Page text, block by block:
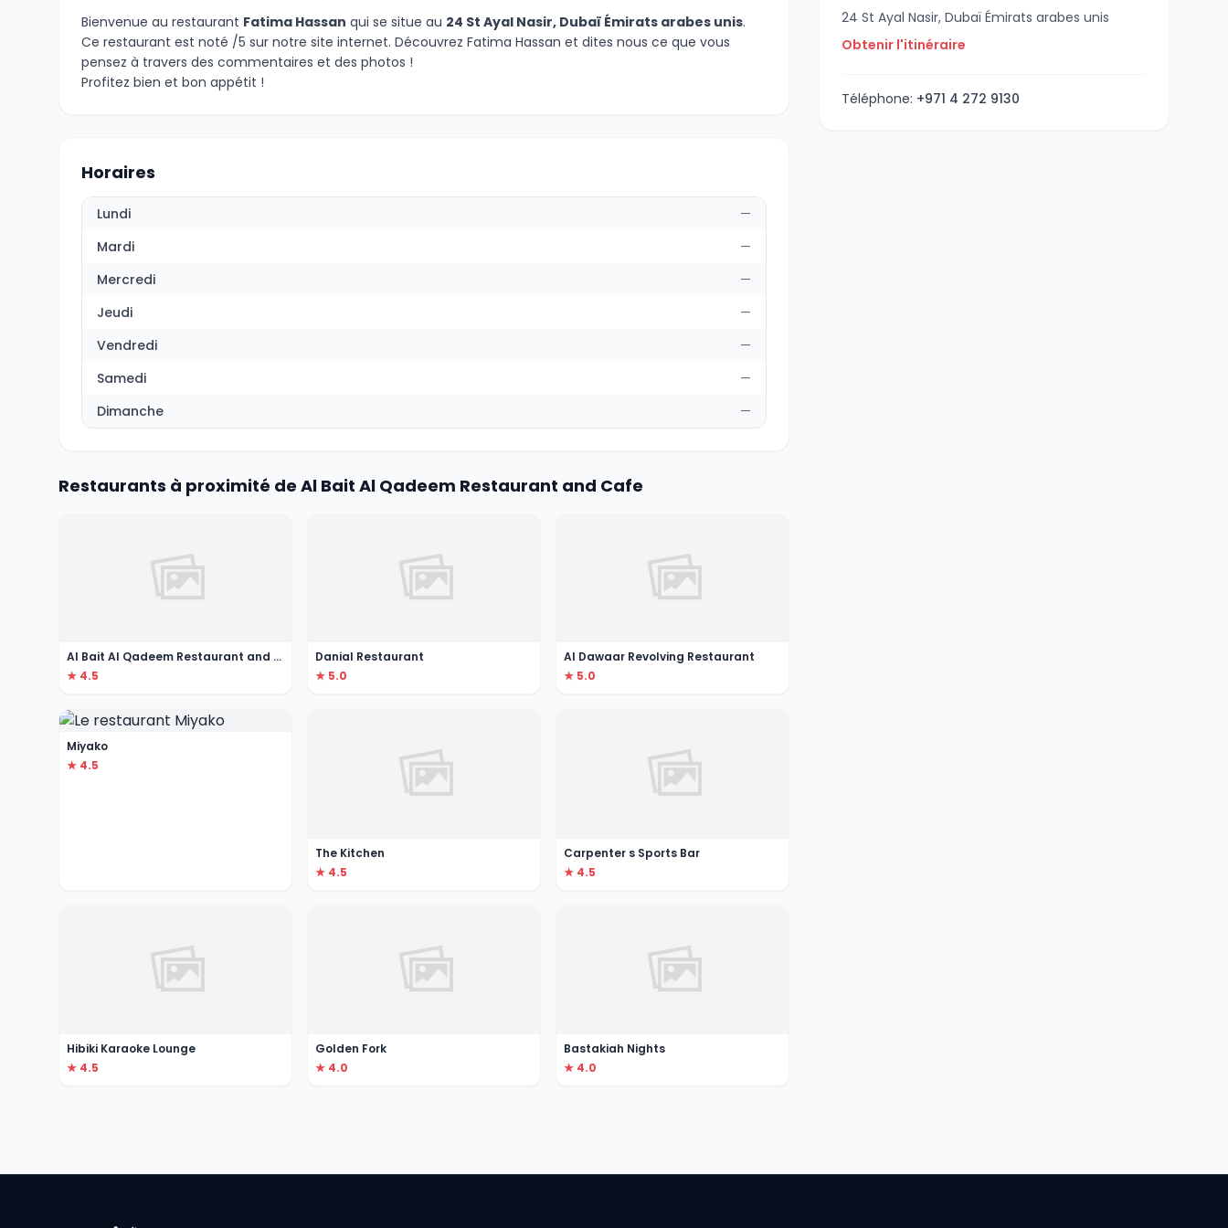
Bienvenue au restaurant Fatima Hassan qui se situe au 24 St Ayal Nasir, Dubaï Émirats arabes unis.
Ce restaurant est noté /5 sur notre site internet. Découvrez Fatima Hassan et dites nous ce que vous
pensez à travers des commentaires et des photos !
Profitez bien et bon appétit !
Horaires
Lundi
—
Mardi
—
Mercredi
—
Jeudi
—
Vendredi
—
Samedi
—
Dimanche
—
Restaurants à proximité de Al Bait Al Qadeem Restaurant and Cafe
Al Bait Al Qadeem Restaurant and Cafe
★ 4.5
Danial Restaurant
★ 5.0
Al Dawaar Revolving Restaurant
★ 5.0
Miyako
★ 4.5
The Kitchen
★ 4.5
Carpenter s Sports Bar
★ 4.5
Hibiki Karaoke Lounge
★ 4.5
Golden Fork
★ 4.0
Bastakiah Nights
★ 4.0
24 St Ayal Nasir, Dubaï Émirats arabes unis
Obtenir l'itinéraire
Téléphone: +971 4 272 9130